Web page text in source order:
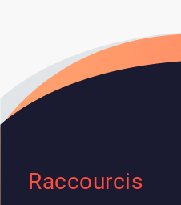
Raccourcis